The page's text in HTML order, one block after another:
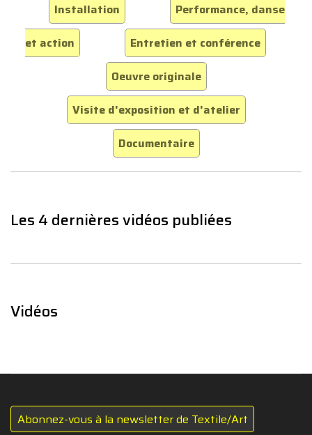
Installation
Performance, danse
et action
Entretien et conférence
Oeuvre originale
Visite d'exposition et d'atelier
Documentaire
Les 4 dernières vidéos publiées
Vidéos
Abonnez-vous à la newsletter de Textile/Art